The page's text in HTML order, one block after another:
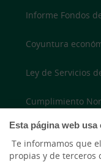
Esta página web usa
Te informamos que
propias y de terceros
Informe Fondos
Coyuntura
Ley de Servicios
Cumplimiento
Accesibilidad